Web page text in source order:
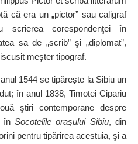
că era un „pictor” sau caligraf
scrierea corespondenţei în
sa de „scrib” şi „diplomat”,
meşter tipograf.
1544 se tipărește la Sibiu un
în anul 1838, Timotei Cipariu
ştiri contemporane despre
în Socotelile oraşului Sibiu, din
pentru tipărirea acestuia, şi a